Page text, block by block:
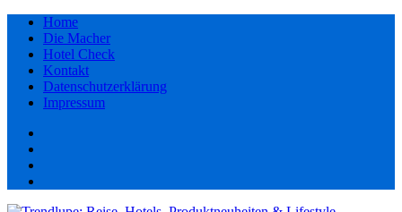
Home
Die Macher
Hotel Check
Kontakt
Datenschutzerklärung
Impressum